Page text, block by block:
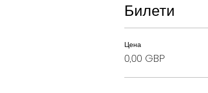
Билети
Цена
0,00 GBP